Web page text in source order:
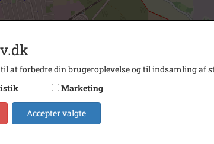
at forbedre din brugeroplevelse og til indsamling af
Marketing
Accepter valgte